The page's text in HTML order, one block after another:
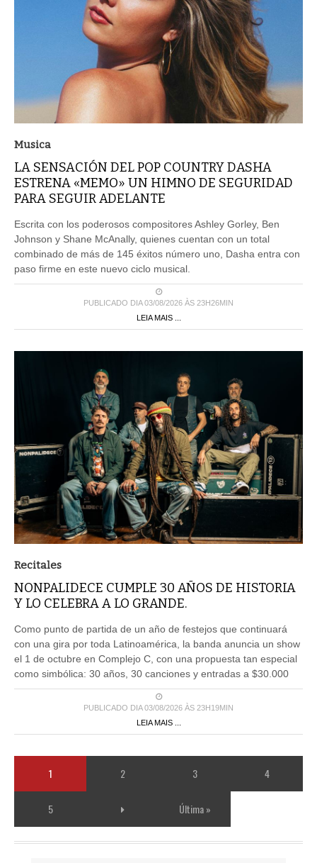
Musica
LA SENSACIÓN DEL POP COUNTRY DASHA
ESTRENA «MEMO» UN HIMNO DE SEGURIDAD
PARA SEGUIR ADELANTE
Escrita con los poderosos compositores Ashley Gorley, Ben
Johnson y Shane McAnally, quienes cuentan con un total
combinado de más de 145 éxitos número uno, Dasha entra con
paso firme en este nuevo ciclo musical.
PUBLICADO DIA 03/08/2026 ÀS 23H26MIN
LEIA MAIS ...
Recitales
NONPALIDECE CUMPLE 30 AÑOS DE HISTORIA
Y LO CELEBRA A LO GRANDE.
Como punto de partida de un año de festejos que continuará
con una gira por toda Latinoamérica, la banda anuncia un show
el 1 de octubre en Complejo C, con una propuesta tan especial
como simbólica: 30 años, 30 canciones y entradas a $30.000
PUBLICADO DIA 03/08/2026 ÀS 23H19MIN
LEIA MAIS ...
1 2 3 4
5 Última »